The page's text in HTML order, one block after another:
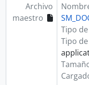
Archivo
maestro
Tipo
Tipo